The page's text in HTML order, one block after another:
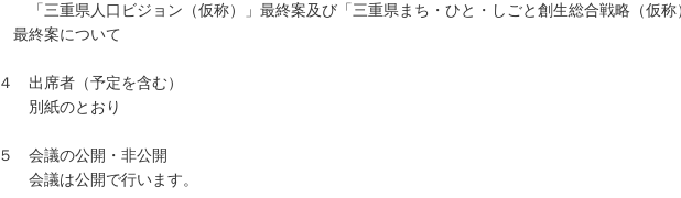
「三重県人口ビジョン（仮称）」最終案及び「三重県まち・ひと・しごと創生総合戦略（仮称
最終案について
４ 出席者（予定を含む）
別紙のとおり
５ 会議の公開・非公開
会議は公開で行います。